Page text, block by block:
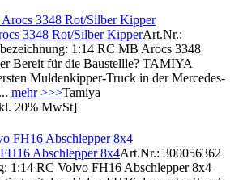
3348 Rot/Silber KipperArt.Nr.:
1:14 RC MB Arocs 3348
Bereit für die Baustellle? TAMIYA
Muldenkipper-Truck in der Mercedes-
mehr >>>Tamiya
20% MwSt]
Abschlepper 8x4Art.Nr.: 300056362
1:14 RC Volvo FH16 Abschlepper 8x4